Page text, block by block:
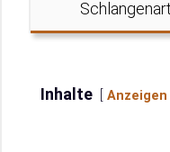
Inhalte Anzeigen